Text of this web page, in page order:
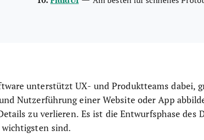
unterstützt UX- und Produktteams dabei,
Nutzerführung einer Website oder App
zu verlieren. Es ist die Entwurfsphase des
sind.